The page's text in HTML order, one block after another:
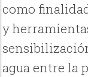
como
y
agua entre la